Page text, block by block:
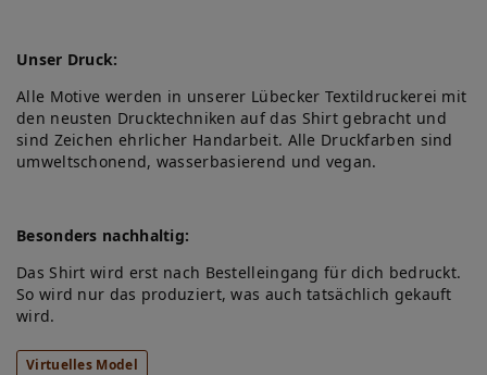
Unser Druck:
Alle Motive werden in unserer Lübecker Textildruckerei mit
den neusten Drucktechniken auf das Shirt gebracht und
sind Zeichen ehrlicher Handarbeit. Alle Druckfarben sind
umweltschonend, wasserbasierend und vegan.
Besonders nachhaltig:
Das Shirt wird erst nach Bestelleingang für dich bedruckt.
So wird nur das produziert, was auch tatsächlich gekauft
wird.
Virtuelles Model